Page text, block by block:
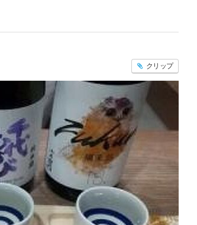
クリップ